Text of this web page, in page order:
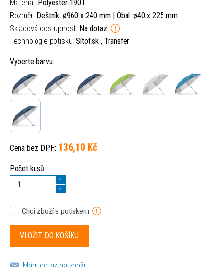
Materiál: Polyester 190T
Rozměr: Deštník: ø960 x 240 mm | Obal: ø40 x 225 mm
Skladová dostupnost: Na dotaz
Technologie potisku: Sítotisk , Transfer
Vyberte barvu:
Cena bez DPH: 136,10 Kč
Počet kusů:
Chci zboží s potiskem